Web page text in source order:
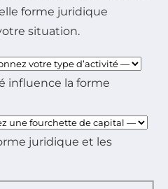
forme juridique
situation.
influence la forme
juridique et les